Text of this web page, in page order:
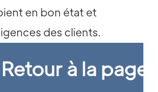
en bon état et
des clients.
Retour à la page